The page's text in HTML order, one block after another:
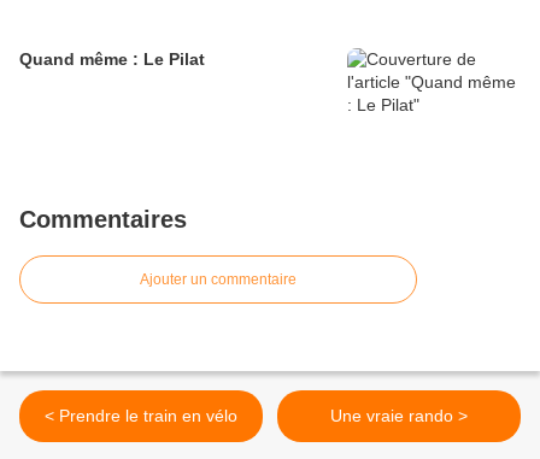
Quand même : Le Pilat
Commentaires
Ajouter un commentaire
< Prendre le train en vélo Une vraie rando >